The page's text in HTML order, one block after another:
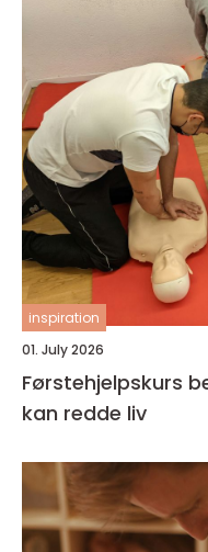
inspiration
01. July 2026
Førstehjelpskurs bergen
kan redde liv